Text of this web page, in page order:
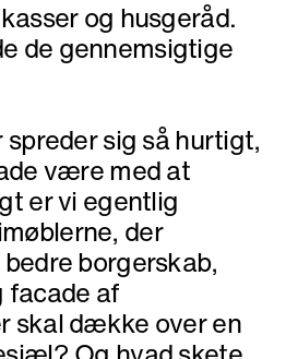
og husgeråd.
de gennemsigtige
spreder sig så hurtigt,
være med at
er vi egentlig
der
borgerskab,
facade af
dække over en